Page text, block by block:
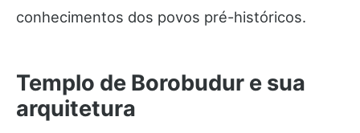
conhecimentos dos povos pré-históricos.
Templo de Borobudur e sua
arquitetura